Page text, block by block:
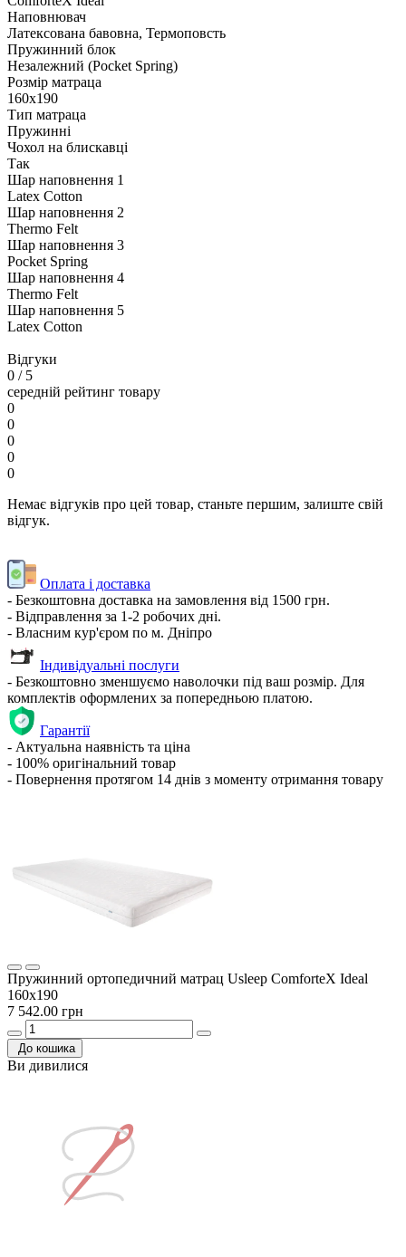
Наповнювач
Латексована бавовна, Термоповсть
Пружинний блок
Незалежний (Pocket Spring)
Розмір матраца
160х190
Тип матраца
Пружинні
Чохол на блискавці
Так
Шар наповнення 1
Latex Cotton
Шар наповнення 2
Thermo Felt
Шар наповнення 3
Pocket Spring
Шар наповнення 4
Thermo Felt
Шар наповнення 5
Latex Cotton
Відгуки
0 / 5
середній рейтинг товару
0
0
0
0
0
Немає відгуків про цей товар, станьте першим, залиште свій
відгук.
Оплата і доставка
- Безкоштовна доставка на замовлення від 1500 грн.
- Відправлення за 1-2 робочих дні.
- Власним кур'єром по м. Дніпро
Індивідуальні послуги
- Безкоштовно зменшуємо наволочки під ваш розмір. Для
комплектів оформлених за попередньою платою.
Гарантії
- Актуальна наявність та ціна
- 100% оригінальний товар
- Повернення протягом 14 днів з моменту отримання товару
Пружинний ортопедичний матрац Usleep ComforteX Ideal
160х190
7 542.00 грн
До кошика
Ви дивилися